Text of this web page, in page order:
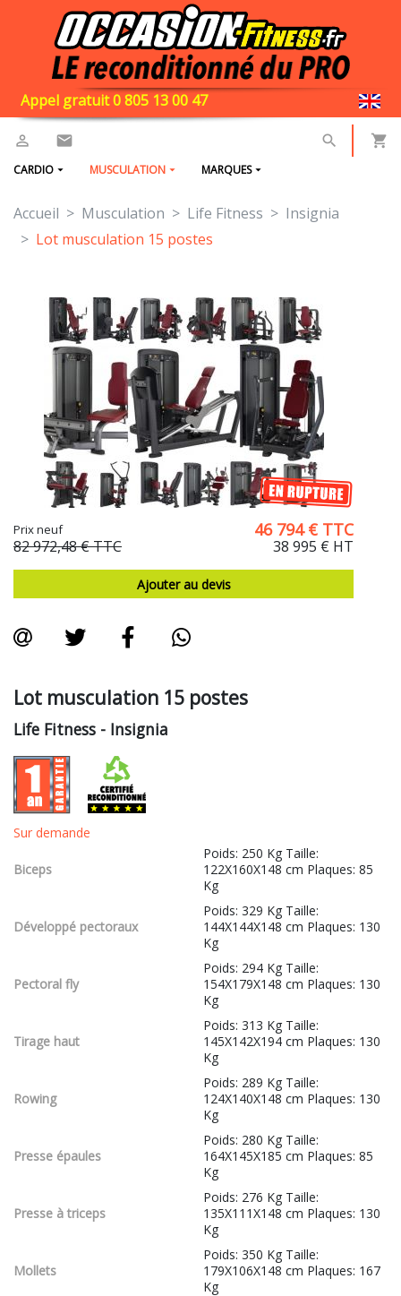
Appel gratuit 0 805 13 00 47
CARDIO MUSCULATION MARQUES
Accueil Musculation Life Fitness
Insignia
Lot musculation 15 postes
Lot musculation 15 postes
Life Fitness - Insignia
Sur demande
Biceps
Poids: 250 Kg Taille:
122X160X148 cm Plaques: 85
Kg
Développé pectoraux
Poids: 329 Kg Taille:
144X144X148 cm Plaques: 130
Kg
Pectoral fly
Poids: 294 Kg Taille:
154X179X148 cm Plaques: 130
Kg
Tirage haut
Poids: 313 Kg Taille:
145X142X194 cm Plaques: 130
Kg
Rowing
Poids: 289 Kg Taille:
124X140X148 cm Plaques: 130
Kg
Presse épaules
Poids: 280 Kg Taille:
164X145X185 cm Plaques: 85
Kg
Presse à triceps
Poids: 276 Kg Taille:
135X111X148 cm Plaques: 130
Kg
Mollets
Poids: 350 Kg Taille:
179X106X148 cm Plaques: 167
Kg
Prix neuf
82 972,48 €TTC
46 794 € TTC
38 995 € HT
Ajouter au devis